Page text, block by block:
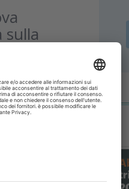
sulla
su impronta,
tra